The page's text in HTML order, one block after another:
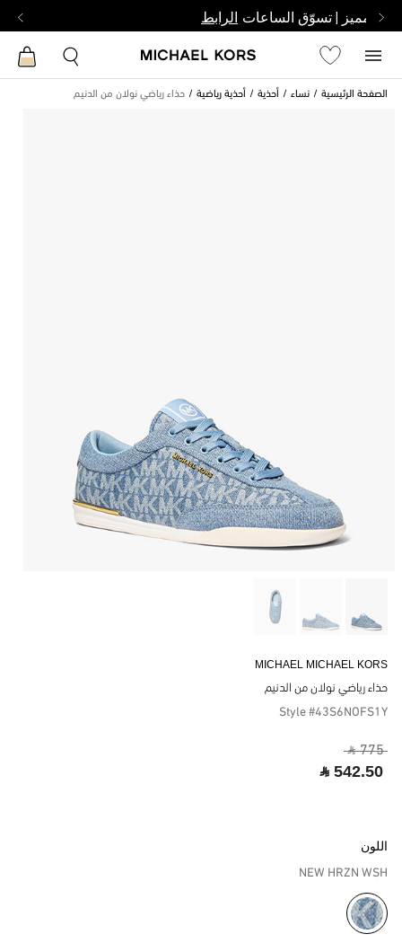
مميز | تسوّق الساعات الرابط
الصفحة الرئيسية نساء أحذية أحذية رياضية حذاء رياضي نولان من الدنيم
MICHAEL MICHAEL KORS
حذاء رياضي نولان من الدنيم
Style #43S6NOFS1Y
‎ ⃁ 775 ‎
‎ ⃁ 542.50 ‎
اللون
NEW HRZN WSH
مختار